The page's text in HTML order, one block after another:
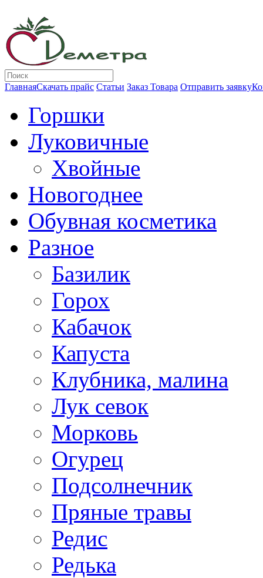
ГлавнаяСкачать прайс Статьи Заказ Товара Отправить заявку
Горшки
Луковичные
Хвойные
Новогоднее
Обувная косметика
Разное
Базилик
Горох
Кабачок
Капуста
Клубника, малина
Лук севок
Морковь
Огурец
Подсолнечник
Пряные травы
Редис
Редька